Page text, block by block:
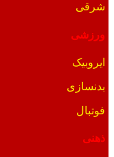
شرقی
ورزشی
ایروبیک
بدنسازی
فوتبال
ذهنی